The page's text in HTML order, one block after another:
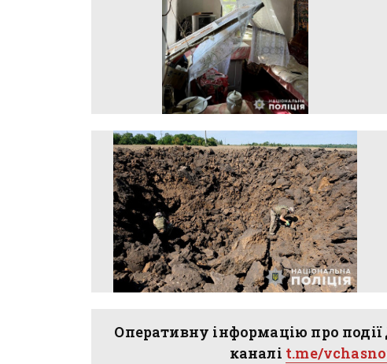
Оперативну інформацію про
каналі t.me/